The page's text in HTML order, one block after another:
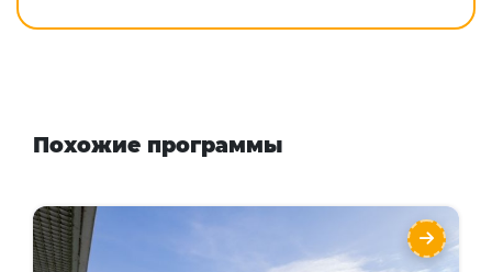
Похожие программы
Bodwell High School (Британская
Колумбия) международная школа –